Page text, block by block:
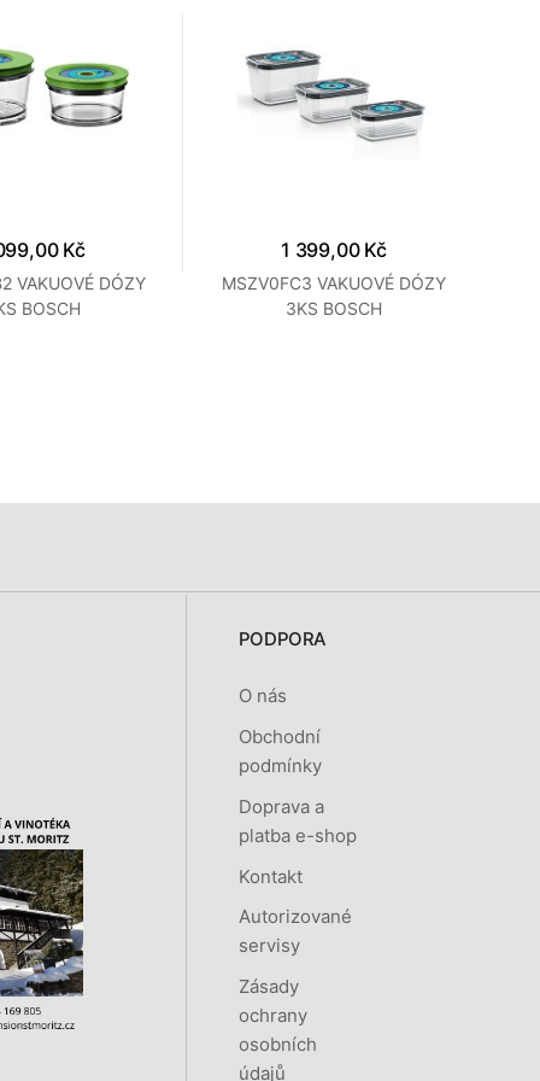
Kč
VAKUOVÉ DÓZY
BOSCH
1 399,00 Kč
MSZV0FC3 VAKUOVÉ DÓZY
3KS BOSCH
PODPORA
O nás
Obchodní
podmínky
Doprava a
platba e-shop
Kontakt
Autorizované
servisy
Zásady
ochrany
osobních
údajů